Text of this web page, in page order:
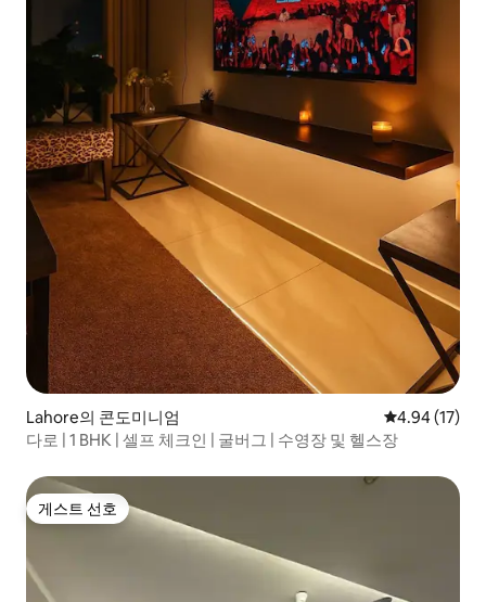
Lahore의 콘도미니엄 평점 4.94점
4.94 (17)
다로 | 1 BHK | 셀프 체크인 | 굴버그 | 수영장 및 헬스장
게스트 선호
게스트 선호